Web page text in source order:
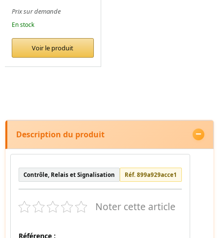
Prix sur demande
En stock
Voir le produit
Description du produit
Contrôle, Relais et Signalisation Réf. 899a929acce1
Noter cette article
Référence :